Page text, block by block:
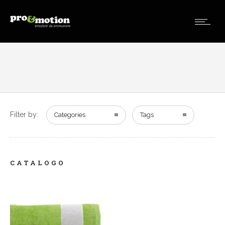
Filter by: Categories Tags
CATALOGO